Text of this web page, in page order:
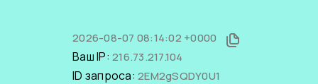
2026-08-07 08:14:02 +0000
Ваш IP: 216.73.217.104
ID запроса: 2EM2gSQDY0U1